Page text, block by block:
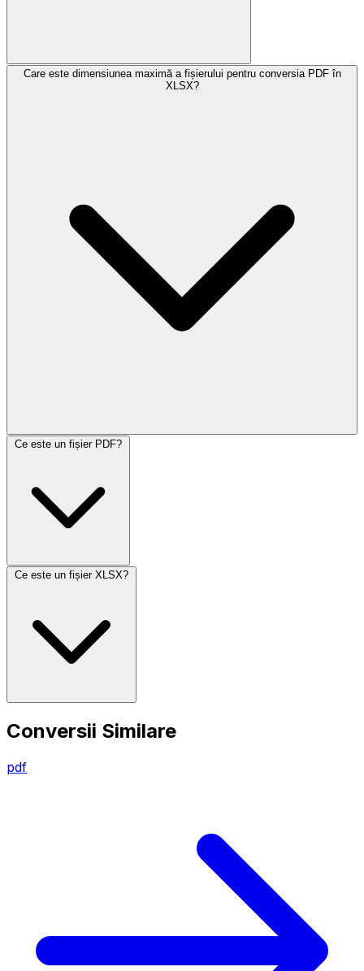
Care este dimensiunea maximă a fișierului pentru conversia PDF în
XLSX?
Ce este un fișier PDF?
Ce este un fișier XLSX?
Conversii Similare
pdf